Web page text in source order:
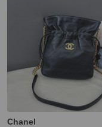
Chanel